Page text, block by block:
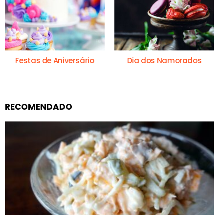
Festas de Aniversário Dia dos Namorados
RECOMENDADO